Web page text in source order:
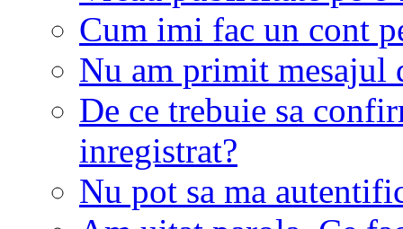
Cum imi fac un cont
Nu am primit mesajul
De ce trebuie sa
inregistrat?
Nu pot sa ma